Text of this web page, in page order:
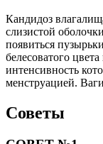
Кандидоз
слизистой
появиться
белесоватого
интенсивность
менструацией.
Советы